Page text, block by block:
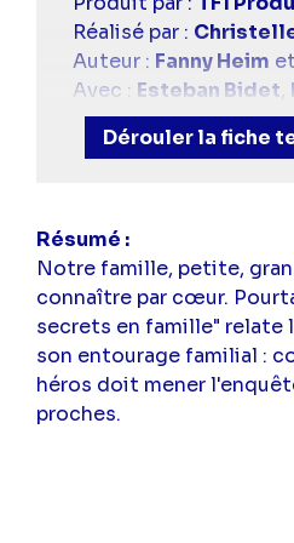
simba
Réalisé par :
Auteur : Fanny Heim
Avec : Esteban Bidet,
Avec les voix de :
Dérouler la fiche
Résumé
Notre famille, petite,
connaître par cœur.
secrets en famille" relate
son entourage familial :
héros doit mener
proches.